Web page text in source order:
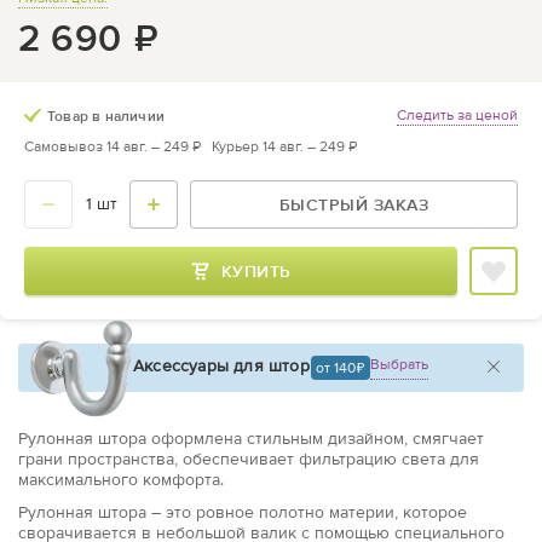
2 690 ₽
Товар в наличии
Следить за ценой
Самовывоз 14 авг. – 249 ₽ Курьер 14 авг. – 249 ₽
БЫСТРЫЙ ЗАКАЗ
КУПИТЬ
Аксессуары для штор от 140 Выбрать
Рулонная штора оформлена стильным дизайном, смягчает
грани пространства, обеспечивает фильтрацию света для
максимального комфорта.
Рулонная штора – это ровное полотно материи, которое
сворачивается в небольшой валик с помощью специального